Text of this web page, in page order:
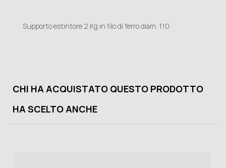
Supporto estintore 2 Kg in filo di ferro diam. 110
CHI HA ACQUISTATO QUESTO PRODOTTO
HA SCELTO ANCHE